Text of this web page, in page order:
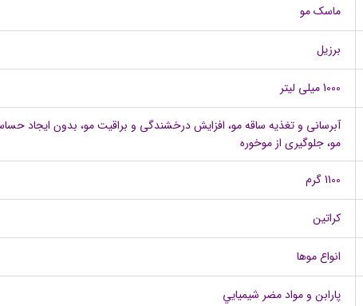
ماسک مو
برزیل
1000 میلی لیتر
آبرسانی و تغذیه ساقه مو، افزایش درخشندگی و براقیت مو، بدون ايجاد
مو، جلوگیری از موخوره
1100 گرم
کراتین
انواع موها
پارابن و مواد مضر شيميايي